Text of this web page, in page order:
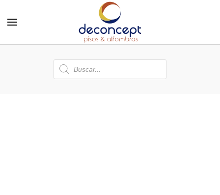
Skip to main content
Búsqueda
de
productos